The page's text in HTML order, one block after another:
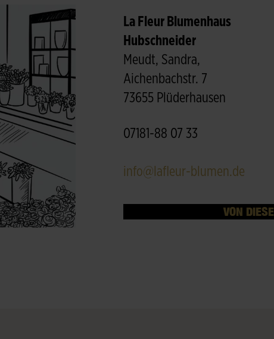
La Fleur Blumenhaus
Hubschneider
Meudt, Sandra,
Aichenbachstr. 7
73655 Plüderhausen
07181-88 07 33
info@lafleur-blumen.de
VON